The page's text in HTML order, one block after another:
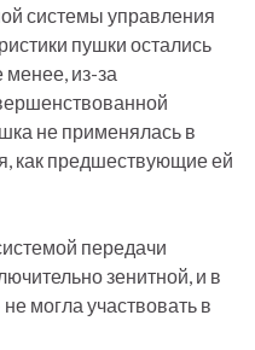
системы управления
пушки остались
менее, из-за
не применялась в
как предшествующие ей
передачи
зенитной, и в
могла участвовать в